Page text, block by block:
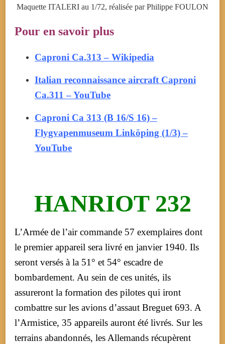
Maquette ITALERI au 1/72, réalisée par Philippe FOULON
Pour en savoir plus
Caproni Ca.313 – Wikipedia
Italian reconnaissance aircraft Caproni
Ca.311 – YouTube
Caproni Ca 313 (B 16/S 16) –
Flygvapenmuseum Linköping (1/3) –
YouTube
HANRIOT 232
L’Armée de l’air commande 57 exemplaires dont
le premier appareil sera livré en janvier 1940. Ils
seront versés à la 51° et 54° escadre de
bombardement. Au sein de ces unités, ils
assureront la formation des pilotes qui iront
combattre sur les avions d’assaut Breguet 693. A
l’Armistice, 35 appareils auront été livrés. Sur les
terrains abandonnés, les Allemands récupèrent